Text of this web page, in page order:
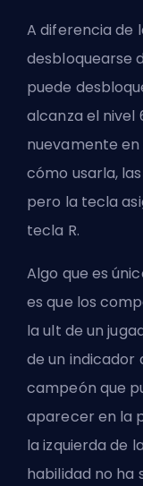
A diferencia de
desbloquearse
puede
alcanza el nivel
nuevamente en
cómo usarla,
pero la tecla
tecla R.
Algo que es
es que los
la ult de un
de un indicador
campeón que
aparecer en la
la izquierda de
habilidad no ha